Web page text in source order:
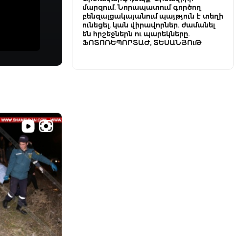
մարզում. Նորապատում գործող
բենզալցակայանում պայթյուն է տեղի
ունեցել. կան վիրավորներ. ժամանել
են հրշեջներն ու պարեկները.
ՖՈՏՈՌԵՊՈՐՏԱԺ, ՏԵՍԱՆՅՈւԹ